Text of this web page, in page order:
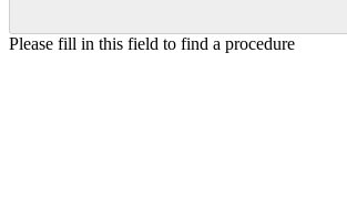
Please fill in this field to find a procedure